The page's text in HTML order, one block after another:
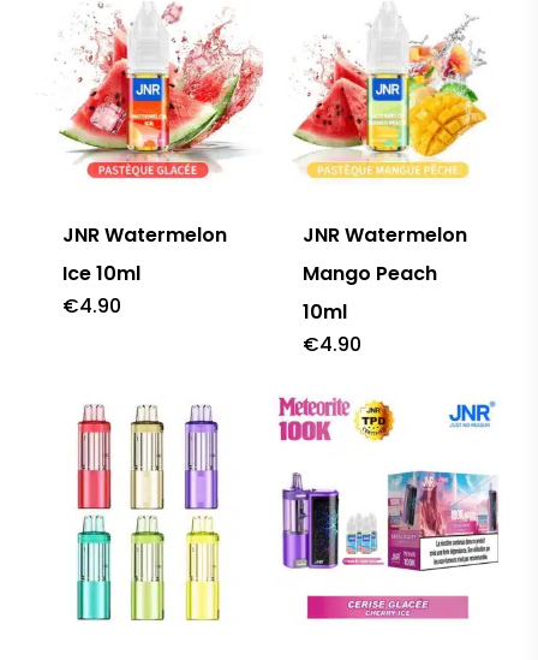
JNR Watermelon
Ice 10ml
€4.90
JNR Watermelon
Mango Peach
10ml
€4.90